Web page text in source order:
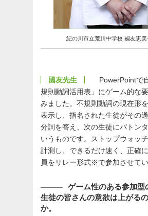
紀の川市立荒川中学校 國友恵美
國友先生
PowerPointで
規則動詞活用表」にゲーム的な
みました。不規則動詞の現在形
表示し、指名された生徒がその
分詞を答え、次の生徒にバトン
いうものです。ストップウォッ
計測し、できるだけ速く、正確
員をリレー形式※で参加させてい
ゲーム性のある参加型
生徒の皆さんの意欲は上がる
か。